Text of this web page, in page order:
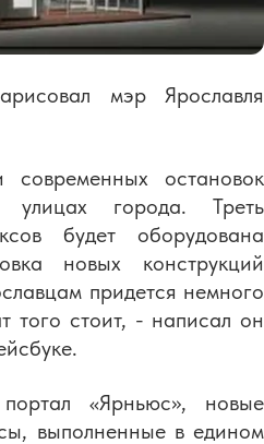
мэр Ярославля
остановок
города. Треть
будет оборудована
новых конструкций
придется немного
того стоит, - написал он
«Ярньюс», новые
выполненные в едином